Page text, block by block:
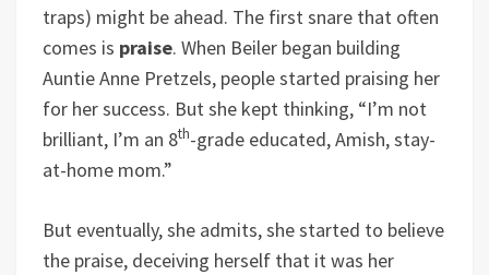
traps) might be ahead. The first snare that often
comes is praise. When Beiler began building
Auntie Anne Pretzels, people started praising her
for her success. But she kept thinking, “I’m not
brilliant, I’m an 8th-grade educated, Amish, stay-
at-home mom.”
But eventually, she admits, she started to believe
the praise, deceiving herself that it was her